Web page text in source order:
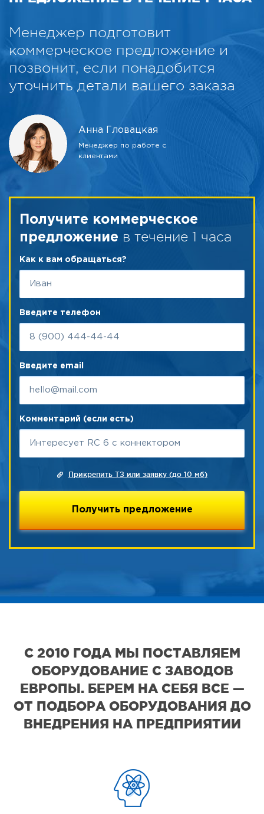
Менеджер подготовит
коммерческое предложение и
позвонит, если понадобится
уточнить детали вашего заказа
Анна Гловацкая
Менеджер по работе с
клиентами
Получите коммерческое
предложение в течение 1 часа
Как к вам обращаться?
Введите телефон
Введите email
Комментарий (если есть)
Прикрепить ТЗ или заявку (до 10 мб)
С 2010 ГОДА МЫ ПОСТАВЛЯЕМ
ОБОРУДОВАНИЕ С ЗАВОДОВ
ЕВРОПЫ. БЕРЕМ НА СЕБЯ ВСЕ —
ОТ ПОДБОРА ОБОРУДОВАНИЯ ДО
ВНЕДРЕНИЯ НА ПРЕДПРИЯТИИ